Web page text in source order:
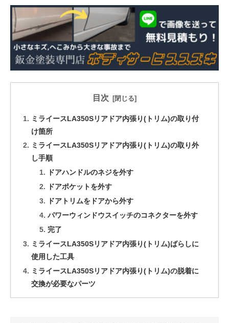
目次
ミライースLA350Sリアドア内張り(トリム)の取り付
け箇所
ミライースLA350Sリアドア内張り(トリム)の取り外
し手順
ドアハンドルのネジを外す
ドアポケットを外す
ドアトリムをドアから外す
パワーウィンドウスイッチのコネクターを外す
完了
ミライースLA350Sリアドア内張り(トリム)ばらしに
使用した工具
ミライースLA350Sリアドア内張り(トリム)の脱着に
交換が必要なパーツ